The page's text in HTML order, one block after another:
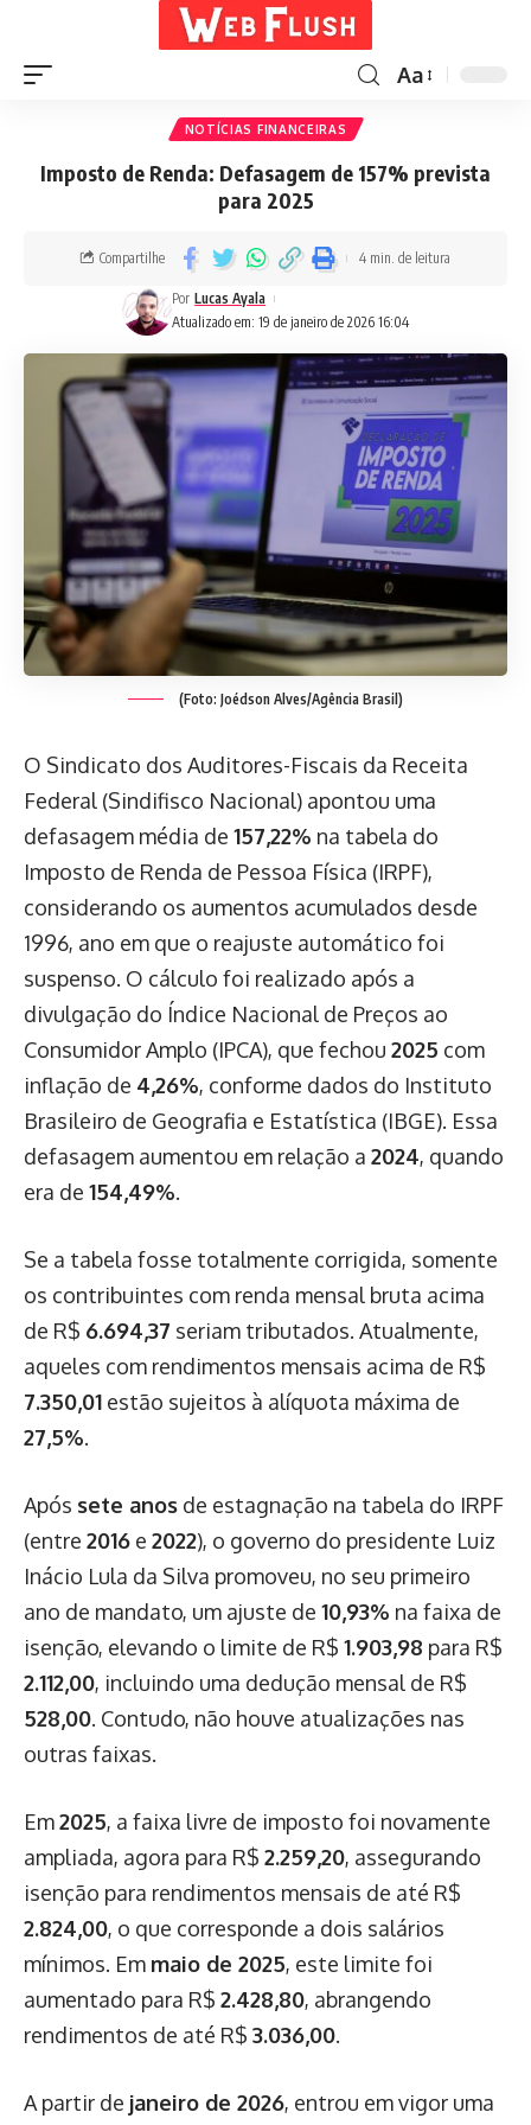
Aa
NOTÍCIAS FINANCEIRAS
Imposto de Renda: Defasagem de 157% prevista
para 2025
Atualizado em: 19 de janeiro de 2026 16:04
Por Lucas Ayala
Compartilhe 4 min. de leitura
(Foto: Joédson Alves/Agência Brasil)
O Sindicato dos Auditores-Fiscais da Receita
Federal (Sindifisco Nacional) apontou uma
defasagem média de 157,22% na tabela do
Imposto de Renda de Pessoa Física (IRPF),
considerando os aumentos acumulados desde
1996, ano em que o reajuste automático foi
suspenso. O cálculo foi realizado após a
divulgação do Índice Nacional de Preços ao
Consumidor Amplo (IPCA), que fechou 2025 com
inflação de 4,26%, conforme dados do Instituto
Brasileiro de Geografia e Estatística (IBGE). Essa
defasagem aumentou em relação a 2024, quando
era de 154,49%.
Se a tabela fosse totalmente corrigida, somente
os contribuintes com renda mensal bruta acima
de R$ 6.694,37 seriam tributados. Atualmente,
aqueles com rendimentos mensais acima de R$
7.350,01 estão sujeitos à alíquota máxima de
27,5%.
Após sete anos de estagnação na tabela do IRPF
(entre 2016 e 2022), o governo do presidente Luiz
Inácio Lula da Silva promoveu, no seu primeiro
ano de mandato, um ajuste de 10,93% na faixa de
isenção, elevando o limite de R$ 1.903,98 para R$
2.112,00, incluindo uma dedução mensal de R$
528,00. Contudo, não houve atualizações nas
outras faixas.
Em2025, a faixa livre de imposto foi novamente
ampliada, agora para R$ 2.259,20, assegurando
isenção para rendimentos mensais de até R$
2.824,00, o que corresponde a dois salários
mínimos. Em maio de 2025, este limite foi
aumentado para R$ 2.428,80, abrangendo
rendimentos de até R$ 3.036,00.
A partir de janeiro de 2026, entrou em vigor uma